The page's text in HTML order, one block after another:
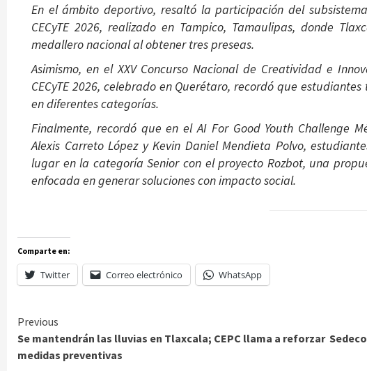
En el ámbito deportivo, resaltó la participación del
CECyTE 2026, realizado en Tampico, Tamaulipas, donde
medallero nacional al obtener tres preseas.
Asimismo, en el XXV Concurso Nacional de Creatividad e
CECyTE 2026, celebrado en Querétaro, recordó que
en diferentes categorías.
Finalmente, recordó que en el AI For Good Youth Challenge
Alexis Carreto López y Kevin Daniel Mendieta Polvo,
lugar en la categoría Senior con el proyecto Rozbot, una
enfocada en generar soluciones con impacto social.
Comparte en:
Twitter Correo electrónico WhatsApp
Continue
Reading
Previous
Se mantendrán las lluvias en Tlaxcala; CEPC llama a reforzar
medidas preventivas